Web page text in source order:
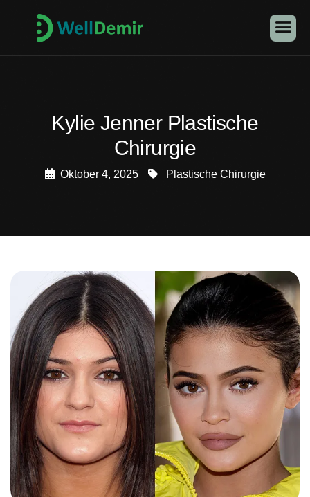
Kylie Jenner Plastische
Chirurgie
Oktober 4, 2025 Plastische Chirurgie